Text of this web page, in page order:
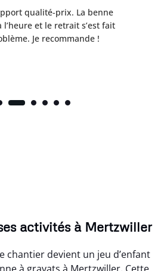
qualité-prix. La benne
l’heure et le retrait s’est fait
Je recommande !
activités à Mertzwiller
chantier devient un jeu d’enfant
à gravats à Mertzwiller. Cette